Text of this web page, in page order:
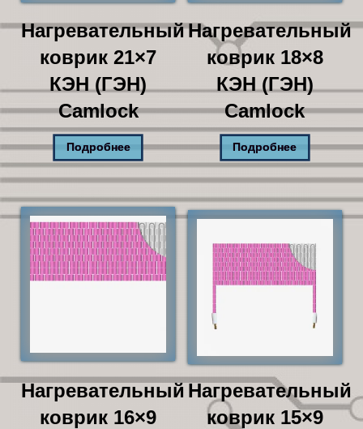
Нагревательный
коврик 21×7
КЭН (ГЭН)
Camlock
Подробнее
Нагревательный
коврик 18×8
КЭН (ГЭН)
Camlock
Подробнее
Нагревательный
коврик 16×9
Нагревательный
коврик 15×9